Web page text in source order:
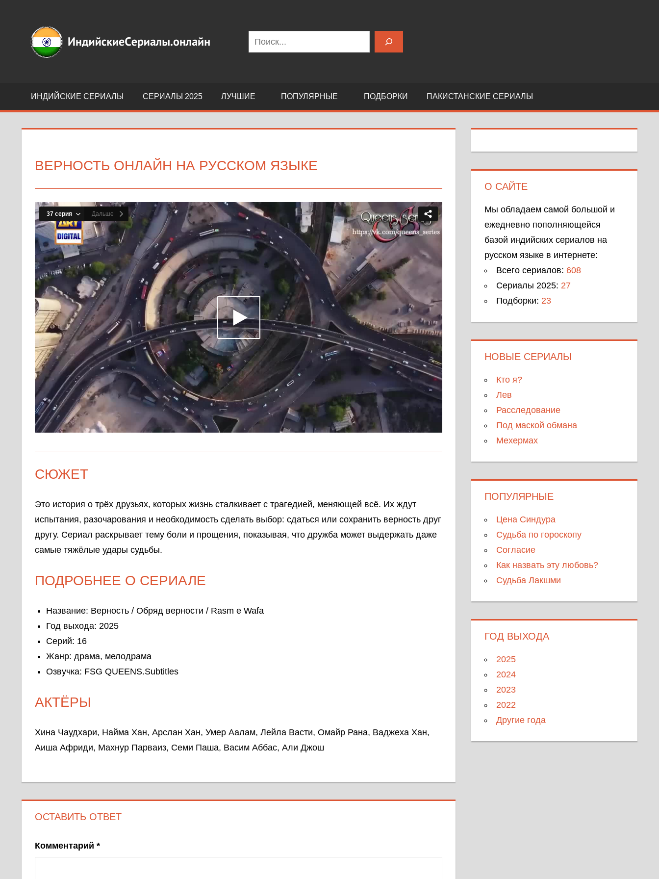
содержимому
сериалы
Поиск
ИНДИЙСКИЕ СЕРИАЛЫ СЕРИАЛЫ 2025 ЛУЧШИЕ ПОПУЛЯРНЫЕ ПОДБОРКИ ПАКИСТАНСКИЕ СЕРИАЛЫ
ВЕРНОСТЬ ОНЛАЙН НА РУССКОМ ЯЗЫКЕ
СЮЖЕТ
Это история о трёх друзьях, которых жизнь сталкивает с трагедией, меняющей всё. Их ждут
испытания, разочарования и необходимость сделать выбор: сдаться или сохранить верность друг
другу. Сериал раскрывает тему боли и прощения, показывая, что дружба может выдержать даже
самые тяжёлые удары судьбы.
ПОДРОБНЕЕ О СЕРИАЛЕ
Название: Верность / Обряд верности / Rasm e Wafa
Год выхода: 2025
Серий: 16
Жанр: драма, мелодрама
Озвучка: FSG QUEENS.Subtitles
АКТЁРЫ
Хина Чаудхари, Найма Хан, Арслан Хан, Умер Аалам, Лейла Васти, Омайр Рана, Ваджеха Хан,
Аиша Африди, Махнур Парваиз, Семи Паша, Васим Аббас, Али Джош
ОСТАВИТЬ ОТВЕТ
Комментарий *
О САЙТЕ
Мы обладаем самой большой и
ежедневно пополняющейся
базой индийских сериалов на
русском языке в интернете:
Всего сериалов: 608
Сериалы 2025: 27
Подборки: 23
НОВЫЕ СЕРИАЛЫ
Кто я?
Лев
Расследование
Под маской обмана
Мехермах
ПОПУЛЯРНЫЕ
Цена Синдура
Судьба по гороскопу
Согласие
Как назвать эту любовь?
Судьба Лакшми
ГОД ВЫХОДА
2025
2024
2023
2022
Другие года